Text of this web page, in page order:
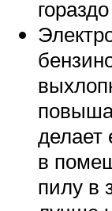
делает
в
пилу в